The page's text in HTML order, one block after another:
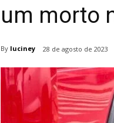
um morto
By luciney 28 de agosto de 2023